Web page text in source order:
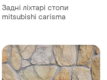
Задні ліхтарі стопи
mitsubishi carisma